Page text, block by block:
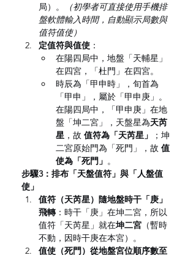
局）。
（初學者可直接使用手機排
盤軟體輸入時間，自動顯示局數與
值符值使）
定值符與值使 ：
在陽四局中，地盤「天輔星」
在四宮，「杜門」在四宮。
時辰為「甲申時」，旬首為
「甲申」，屬於「甲申庚」。
在陽四局中，「甲申庚」在地
盤「坤二宮」，天盤星為天芮
星 ，故 值符為「天芮星」
；坤
二宮原始門為「死門」，故 值
使為「死門」 。
步驟3：排布「天盤值符」與「人盤值
使」
值符（天芮星）隨地盤時干「庚」
飛轉 ：時干「庚」在坤二宮，所以
值符「天芮星」就在坤二宮 （暫時
不動，因時干庚在本宮）。
值使（死門）從地盤宮位順序數至